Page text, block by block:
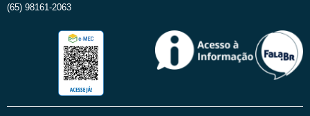
(65) 98161-2063